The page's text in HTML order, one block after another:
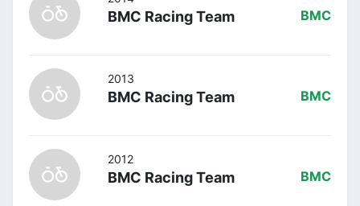
BMC Racing Team BMC
2013
BMC Racing Team BMC
2012
BMC Racing Team BMC